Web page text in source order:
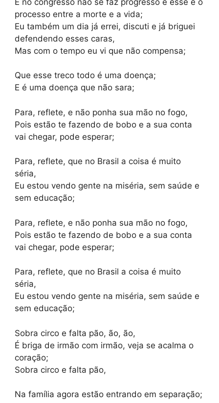
processo entre a morte e a vida;
Eu também um dia já errei, discuti e já briguei
defendendo esses caras,
Mas com o tempo eu vi que não compensa;
Que esse treco todo é uma doença;
E é uma doença que não sara;
Para, reflete, e não ponha sua mão no fogo,
Pois estão te fazendo de bobo e a sua conta
vai chegar, pode esperar;
Para, reflete, que no Brasil a coisa é muito
séria,
Eu estou vendo gente na miséria, sem saúde e
sem educação;
Para, reflete, e não ponha sua mão no fogo,
Pois estão te fazendo de bobo e a sua conta
vai chegar, pode esperar;
Para, reflete, que no Brasil a coisa é muito
séria,
Eu estou vendo gente na miséria, sem saúde e
sem educação;
Sobra circo e falta pão, ão, ão,
É briga de irmão com irmão, veja se acalma o
coração;
Sobra circo e falta pão,
Na família agora estão entrando em separação;